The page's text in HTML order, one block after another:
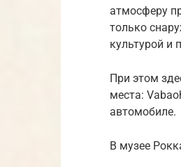
атмосферу
только
культурой и
При этом
места:
автомобиле.
В музее